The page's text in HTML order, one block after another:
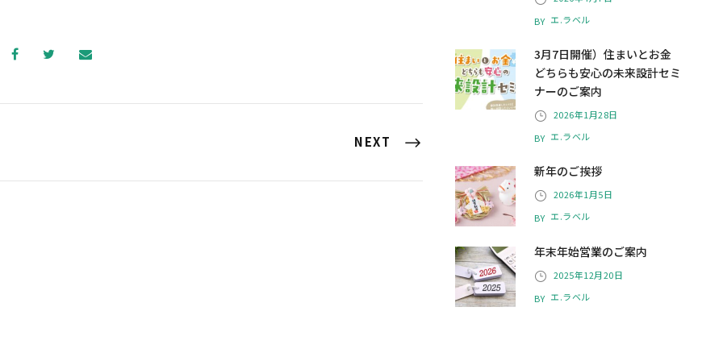
NEXT
BY エ.ラベル
3月7日開催）住まいとお金
どちらも安心の未来設計セミ
ナーのご案内
2026年1月28日
BY エ.ラベル
新年のご挨拶
2026年1月5日
BY エ.ラベル
年末年始営業のご案内
2025年12月20日
BY エ.ラベル